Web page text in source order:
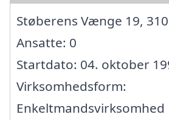
Støberens Vænge 19,
Ansatte: 0
Startdato: 04. oktober
Virksomhedsform:
Enkeltmandsvirksomhed